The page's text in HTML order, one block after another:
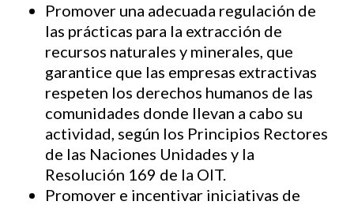
Promover una adecuada regulación de
las prácticas para la extracción de
recursos naturales y minerales, que
garantice que las empresas extractivas
respeten los derechos humanos de las
comunidades donde llevan a cabo su
actividad, según los Principios Rectores
de las Naciones Unidades y la
Resolución 169 de la OIT.
Promover e incentivar iniciativas de